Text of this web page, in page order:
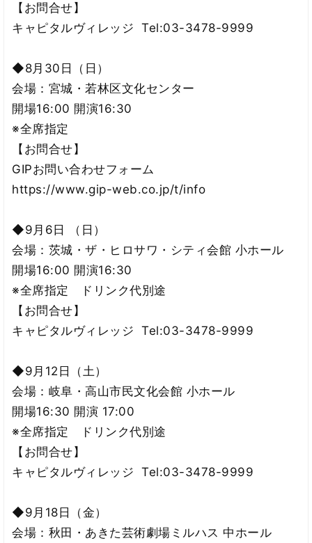
【お問合せ】
キャピタルヴィレッジ Tel:03-3478-9999
◆8月30日（日）
会場：宮城・若林区文化センター
開場16:00 開演16:30
※全席指定
【お問合せ】
GIPお問い合わせフォーム
https://www.gip-web.co.jp/t/info
◆9月6日 （日）
会場：茨城・ザ・ヒロサワ・シティ会館 小ホール
開場16:00 開演16:30
※全席指定 ドリンク代別途
【お問合せ】
キャピタルヴィレッジ Tel:03-3478-9999
◆9月12日（土）
会場：岐阜・高山市民文化会館 小ホール
開場16:30 開演 17:00
※全席指定 ドリンク代別途
【お問合せ】
キャピタルヴィレッジ Tel:03-3478-9999
◆9月18日（金）
会場：秋田・あきた芸術劇場ミルハス 中ホール